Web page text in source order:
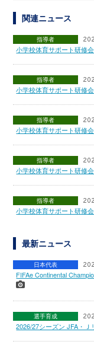
関連ニュース
指導者
小学校体育サポート研修
指導者
小学校体育サポート研修
指導者
小学校体育サポート研修
指導者
小学校体育サポート研修
指導者
小学校体育サポート研修
最新ニュース
日本代表
FIFAe Continental
選手育成
2026/27シーズン JFA・